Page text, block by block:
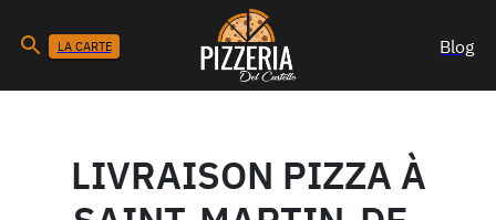
LA CARTE Blog
LIVRAISON PIZZA À